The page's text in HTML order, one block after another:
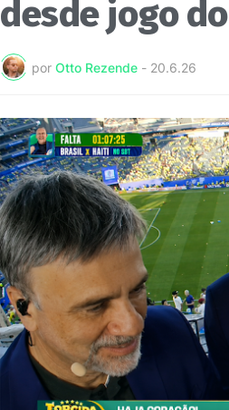
desde jogo
por Otto Rezende - 20.6.26